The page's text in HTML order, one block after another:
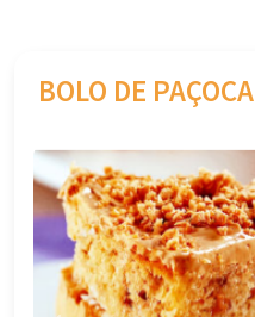
BOLO DE PAÇOCA